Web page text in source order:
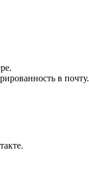
в почту.